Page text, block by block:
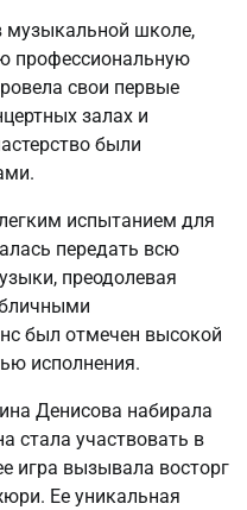
музыкальной школе,
профессиональную
свои первые
залах и
были
испытанием для
передать всю
преодолевая
был отмечен высокой
исполнения.
Денисова набирала
стала участвовать в
игра вызывала восторг
Ее уникальная